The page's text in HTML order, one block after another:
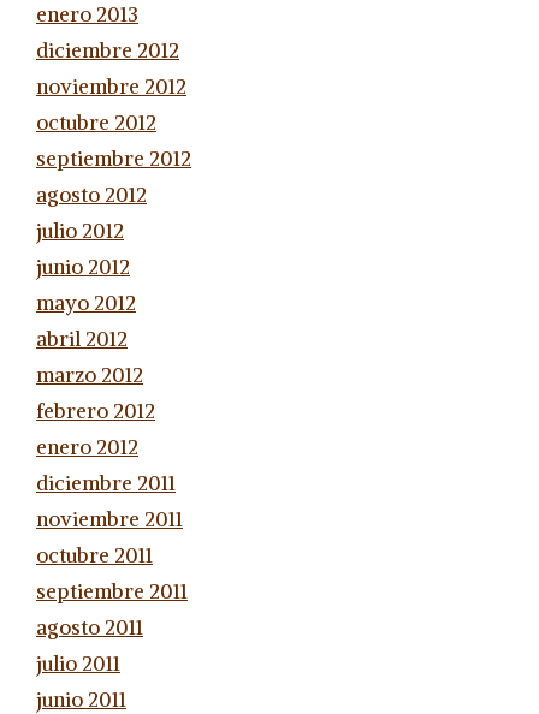
enero 2013
diciembre 2012
noviembre 2012
octubre 2012
septiembre 2012
agosto 2012
julio 2012
junio 2012
mayo 2012
abril 2012
marzo 2012
febrero 2012
enero 2012
diciembre 2011
noviembre 2011
octubre 2011
septiembre 2011
agosto 2011
julio 2011
junio 2011